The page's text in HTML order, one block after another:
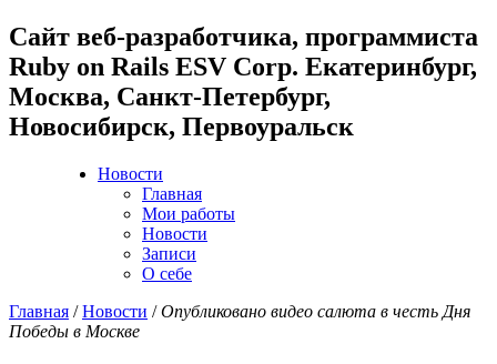
Cайт веб-разработчика, программиста
Ruby on Rails ESV Corp. Екатеринбург,
Москва, Санкт-Петербург,
Новосибирск, Первоуральск
Новости
Главная
Мои работы
Новости
Записи
О себе
Главная /Новости /Опубликовано видео салюта в честь Дня
Победы в Москве